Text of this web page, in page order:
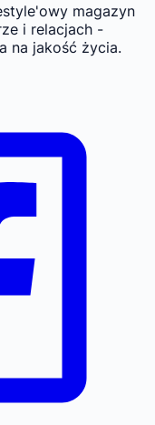
magazyn
i relacjach -
na jakość życia.